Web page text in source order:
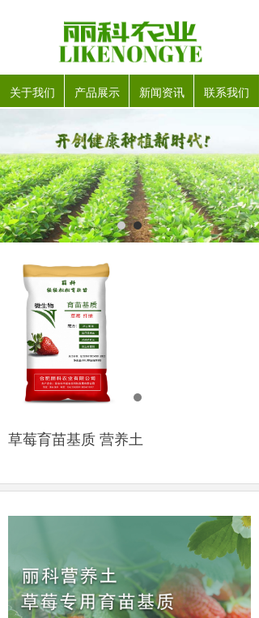
关于我们 产品展示 新闻资讯 联系我们
草莓育苗基质 营养土